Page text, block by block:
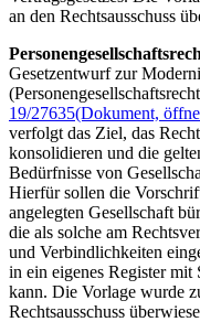
an den Rechtsausschuss
Gesetzentwurf zur
19/27635(Dokument,
verfolgt das Ziel, das
konsolidieren und die
Bedürfnisse von
Hierfür sollen die
angelegten Gesellschaft
die als solche am
und Verbindlichkeiten
in ein eigenes Register mit
kann. Die Vorlage wurde
Rechtsausschuss